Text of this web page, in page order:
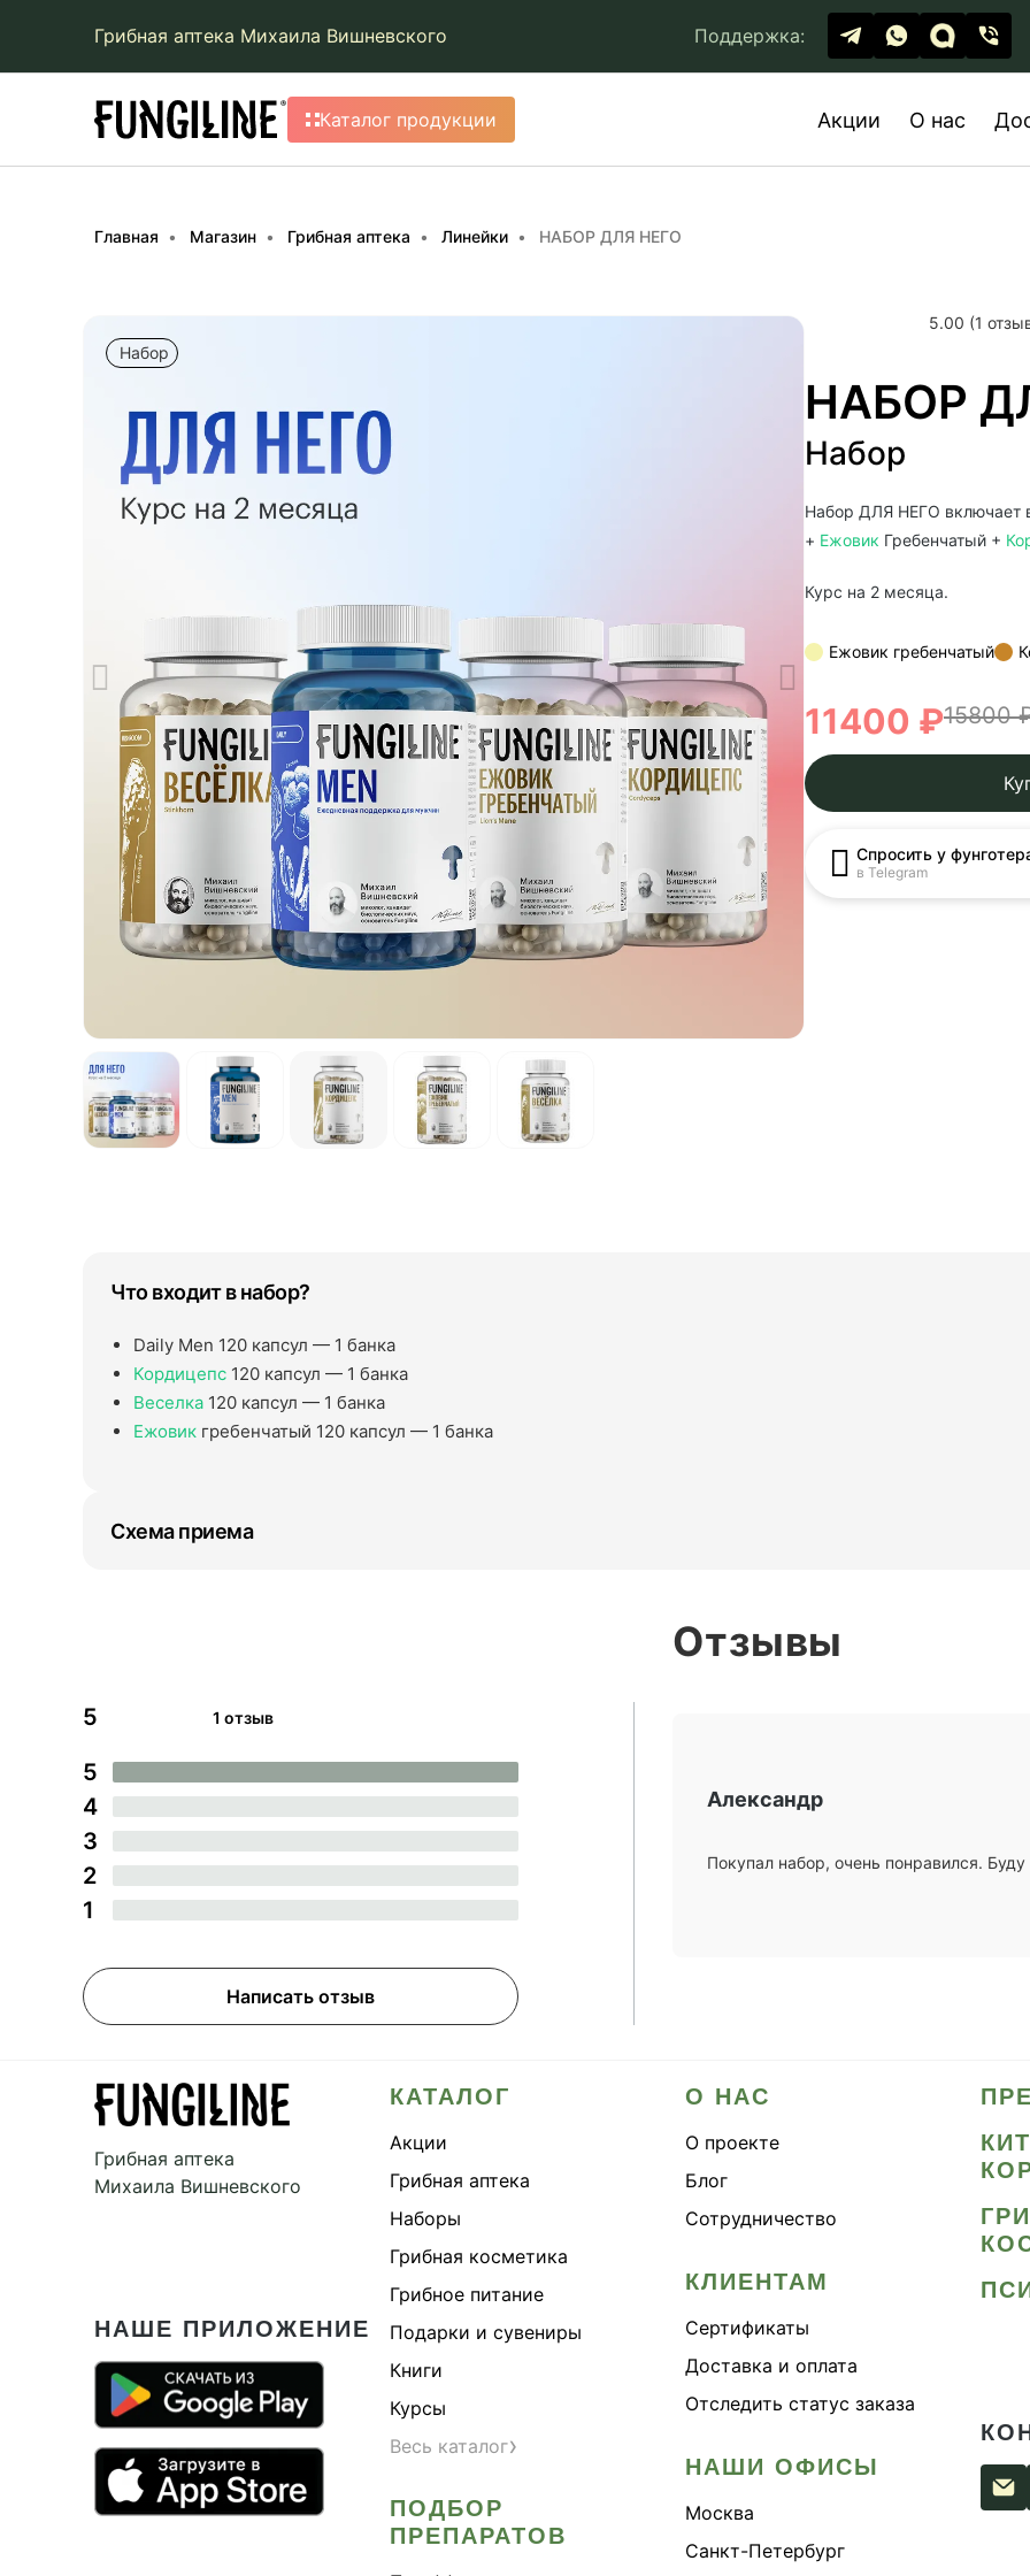
Грибная аптека Михаила Вишневского Поддержка:
Каталог продукции Акции О нас
Главная Магазин Грибная аптека Линейки НАБОР ДЛЯ НЕГО
Набор
5.00 (1
НАБОР
Набор
Набор ДЛЯ НЕГО включает
+ Ежовик Гребенчатый +
Курс на 2 месяца.
Ежовик гребенчатый
11400 ₽15800
Спросить у
в Telegram
Что входит в набор?
Daily Men 120 капсул — 1 банка
Кордицепс 120 капсул — 1 банка
Веселка 120 капсул — 1 банка
Ежовик гребенчатый 120 капсул — 1 банка
Схема приема
5 1 отзыв
5
4
3
2
1
Написать отзыв
Отзывы
Александр
Покупал набор, очень понравился.
Грибная аптека
Михаила Вишневского
НАШЕ ПРИЛОЖЕНИЕ
КАТАЛОГ
Акции
Грибная аптека
Наборы
Грибная косметика
Грибное питание
Подарки и сувениры
Книги
Курсы
Весь каталог›
ПОДБОР
ПРЕПАРАТОВ
О НАС
О проекте
Блог
Сотрудничество
КЛИЕНТАМ
Сертификаты
Доставка и оплата
Отследить статус заказа
НАШИ ОФИСЫ
Москва
Санкт-Петербург